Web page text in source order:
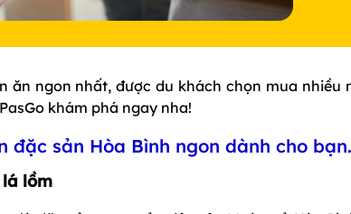
ăn ngon nhất, được du khách chọn mua nhiều
khám phá ngay nha!
đặc sản Hòa Bình ngon dành cho bạn.
lồm